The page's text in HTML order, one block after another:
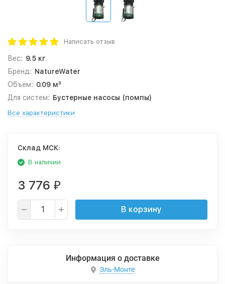
Написать отзыв
Вес: 9.5 кг
Бренд: NatureWater
Объем: 0.09 м³
Для систем: Бустерные насосы (помпы)
Все характеристики
Cклад МСК:
В наличии
3 776 ₽
В корзину
Информация о доставке
Эль-Монте